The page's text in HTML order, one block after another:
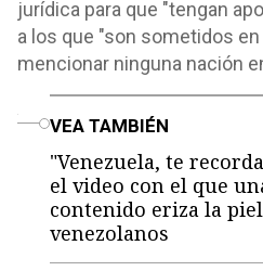
jurídica para que "tengan
a los que "son sometidos
mencionar ninguna nación
VEA TAMBIÉN
"Venezuela, te
el video con el que
contenido eriza la
venezolanos